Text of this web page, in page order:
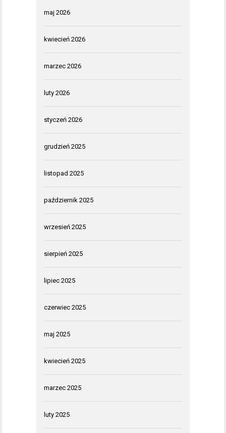
maj 2026
kwiecień 2026
marzec 2026
luty 2026
styczeń 2026
grudzień 2025
listopad 2025
październik 2025
wrzesień 2025
sierpień 2025
lipiec 2025
czerwiec 2025
maj 2025
kwiecień 2025
marzec 2025
luty 2025